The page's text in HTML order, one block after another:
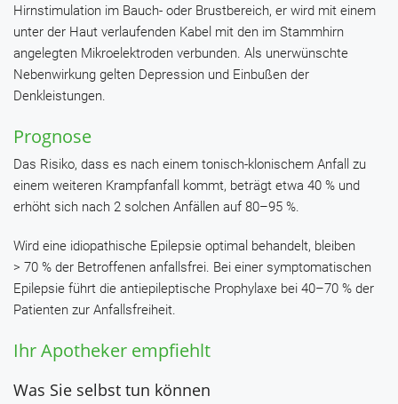
Hirnstimulation im Bauch- oder Brustbereich, er wird mit einem
unter der Haut verlaufenden Kabel mit den im Stammhirn
angelegten Mikroelektroden verbunden. Als unerwünschte
Nebenwirkung gelten Depression und Einbußen der
Denkleistungen.
Prognose
Das Risiko, dass es nach einem tonisch-klonischem Anfall zu
einem weiteren Krampfanfall kommt, beträgt etwa 40 % und
erhöht sich nach 2 solchen Anfällen auf 80–95 %.
Wird eine idiopathische Epilepsie optimal behandelt, bleiben
> 70 % der Betroffenen anfallsfrei. Bei einer symptomatischen
Epilepsie führt die antiepileptische Prophylaxe bei 40–70 % der
Patienten zur Anfallsfreiheit.
Ihr Apotheker empfiehlt
Was Sie selbst tun können